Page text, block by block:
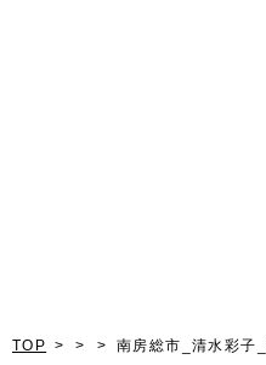
TOP 南房総市_清水彩